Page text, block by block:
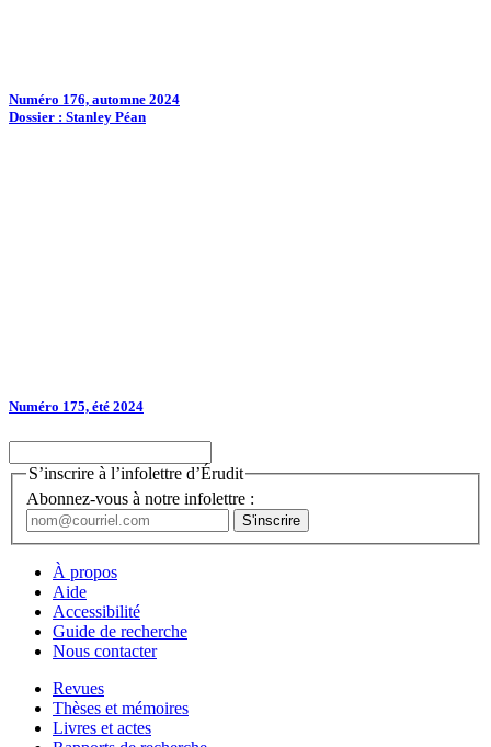
Numéro 176, automne 2024
Dossier : Stanley Péan
Numéro 175, été 2024
S’inscrire à l’infolettre d’Érudit
Abonnez-vous à notre infolettre :
À propos
Aide
Accessibilité
Guide de recherche
Nous contacter
Revues
Thèses et mémoires
Livres et actes